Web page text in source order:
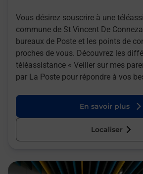
Vous désirez souscrire à une
commune de St Vincent De
bureaux de Poste et les points de
proches de vous. Découvrez les
téléassistance « Veiller sur mes
par La Poste pour répondre à vos
En savoir plus
Localiser